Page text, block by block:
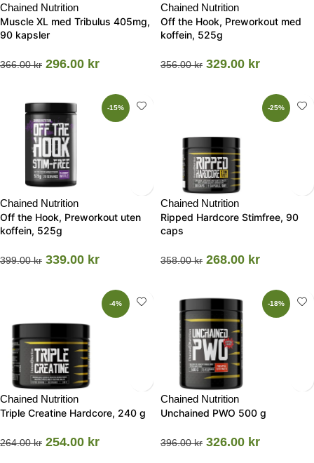
Chained Nutrition
Muscle XL med Tribulus 405mg,
90 kapsler
366.00kr 296.00 kr
Chained Nutrition
Off the Hook, Preworkout med
koffein, 525g
356.00kr 329.00 kr
-15%
Chained Nutrition
Off the Hook, Preworkout uten
koffein, 525g
399.00kr 339.00 kr
-25%
Chained Nutrition
Ripped Hardcore Stimfree, 90
caps
358.00kr 268.00 kr
-4%
Chained Nutrition
Triple Creatine Hardcore, 240 g
264.00kr 254.00 kr
-18%
Chained Nutrition
Unchained PWO 500 g
396.00kr 326.00 kr